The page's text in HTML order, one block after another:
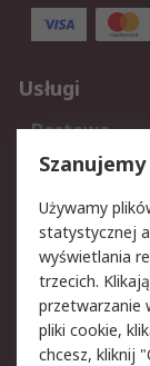
Usługi
Dostawa
Reklamacje
Aspekty
maila
Polityka
Używamy
statystycznej
wyświetlania
trzecich.
przetwarzanie
pliki cookie,
chcesz, kliknij